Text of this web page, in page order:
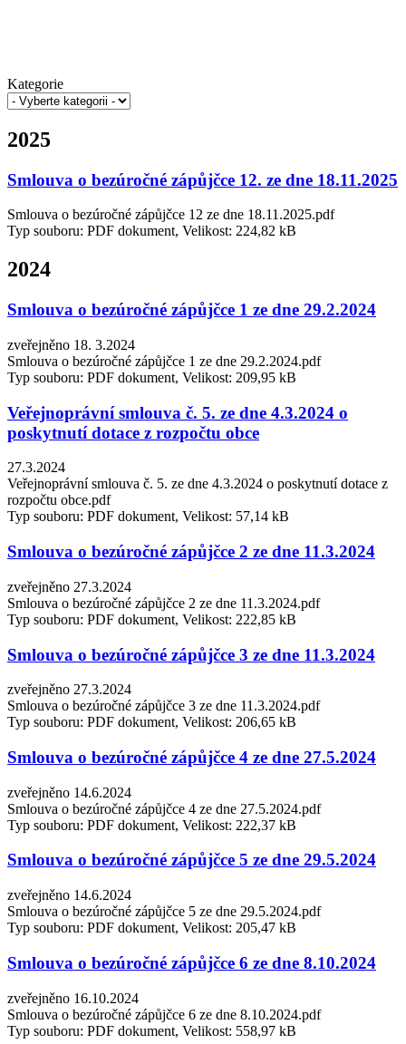
Kategorie
2025
Smlouva o bezúročné zápůjčce 12. ze dne 18.11.2025
Smlouva o bezúročné zápůjčce 12 ze dne 18.11.2025.pdf
Typ souboru: PDF dokument, Velikost: 224,82 kB
2024
Smlouva o bezúročné zápůjčce 1 ze dne 29.2.2024
zveřejněno 18. 3.2024
Smlouva o bezúročné zápůjčce 1 ze dne 29.2.2024.pdf
Typ souboru: PDF dokument, Velikost: 209,95 kB
Veřejnoprávní smlouva č. 5. ze dne 4.3.2024 o
poskytnutí dotace z rozpočtu obce
27.3.2024
Veřejnoprávní smlouva č. 5. ze dne 4.3.2024 o poskytnutí dotace z
rozpočtu obce.pdf
Typ souboru: PDF dokument, Velikost: 57,14 kB
Smlouva o bezúročné zápůjčce 2 ze dne 11.3.2024
zveřejněno 27.3.2024
Smlouva o bezúročné zápůjčce 2 ze dne 11.3.2024.pdf
Typ souboru: PDF dokument, Velikost: 222,85 kB
Smlouva o bezúročné zápůjčce 3 ze dne 11.3.2024
zveřejněno 27.3.2024
Smlouva o bezúročné zápůjčce 3 ze dne 11.3.2024.pdf
Typ souboru: PDF dokument, Velikost: 206,65 kB
Smlouva o bezúročné zápůjčce 4 ze dne 27.5.2024
zveřejněno 14.6.2024
Smlouva o bezúročné zápůjčce 4 ze dne 27.5.2024.pdf
Typ souboru: PDF dokument, Velikost: 222,37 kB
Smlouva o bezúročné zápůjčce 5 ze dne 29.5.2024
zveřejněno 14.6.2024
Smlouva o bezúročné zápůjčce 5 ze dne 29.5.2024.pdf
Typ souboru: PDF dokument, Velikost: 205,47 kB
Smlouva o bezúročné zápůjčce 6 ze dne 8.10.2024
zveřejněno 16.10.2024
Smlouva o bezúročné zápůjčce 6 ze dne 8.10.2024.pdf
Typ souboru: PDF dokument, Velikost: 558,97 kB